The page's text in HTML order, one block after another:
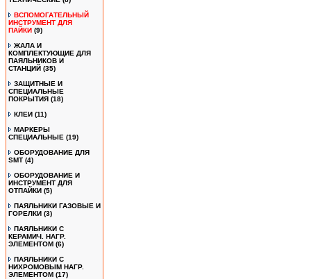
ВСПОМОГАТЕЛЬНЫЙ
ИНСТРУМЕНТ ДЛЯ
ПАЙКИ (9)
ЖАЛА И
КОМПЛЕКТУЮЩИЕ ДЛЯ
ПАЯЛЬНИКОВ И
СТАНЦИЙ (35)
ЗАЩИТНЫЕ И
СПЕЦИАЛЬНЫЕ
ПОКРЫТИЯ (18)
КЛЕИ (11)
МАРКЕРЫ
СПЕЦИАЛЬНЫЕ (19)
ОБОРУДОВАНИЕ ДЛЯ
SMT (4)
ОБОРУДОВАНИЕ И
ИНСТРУМЕНТ ДЛЯ
ОТПАЙКИ (5)
ПАЯЛЬНИКИ ГАЗОВЫЕ И
ГОРЕЛКИ (3)
ПАЯЛЬНИКИ С
КЕРАМИЧ. НАГР.
ЭЛЕМЕНТОМ (6)
ПАЯЛЬНИКИ С
НИХРОМОВЫМ НАГР.
ЭЛЕМЕНТОМ (17)